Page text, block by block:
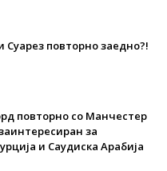
Суарез повторно заедно?!
повторно со Манчестер
за
и Саудиска Арабија